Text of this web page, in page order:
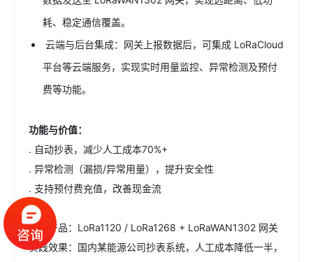
耗、稳定通信覆盖。
云端与后台集成：网关上报数据后，可集成 LoRaCloud
平台等云端服务，实现实时用量监控、异常检测及预付
费等功能。
功能与价值：
. 自动抄表，减少人工成本70%+
. 异常检测（漏损/异常用量），提升安全性
. 支持预付费充值，改善现金流
典型产品：LoRa1120 / LoRa1268 + LoRaWAN1302 网关
实践效果：国内某能源公司抄表系统，人工成本降低一半，